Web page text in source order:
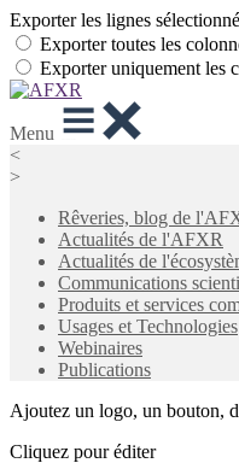
Exporter les lignes
Exporter toutes les
Exporter uniquement les
Menu
<
>
Rêveries, blog de
Actualités de l'AFXR
Actualités de
Communications
Produits et services
Usages et Technologies
Webinaires
Publications
Ajoutez un logo, un bouton,
Cliquez pour éditer